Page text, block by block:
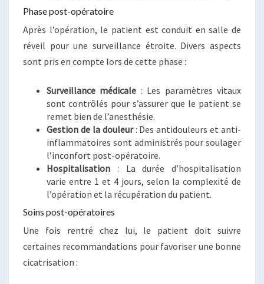
Phase post-opératoire
Après l’opération, le patient est conduit en salle de
réveil pour une surveillance étroite. Divers aspects
sont pris en compte lors de cette phase :
Surveillance médicale : Les paramètres vitaux
sont contrôlés pour s’assurer que le patient se
remet bien de l’anesthésie.
Gestion de la douleur: Des antidouleurs et anti-
inflammatoires sont administrés pour soulager
l’inconfort post-opératoire.
Hospitalisation : La durée d’hospitalisation
varie entre 1 et 4 jours, selon la complexité de
l’opération et la récupération du patient.
Soins post-opératoires
Une fois rentré chez lui, le patient doit suivre
certaines recommandations pour favoriser une bonne
cicatrisation :